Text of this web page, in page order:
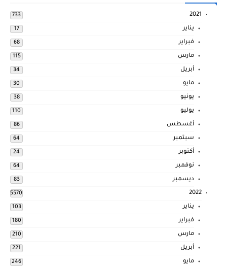
2021
733
يناير 17
فبراير 68
مارس 115
أبريل 34
مايو 30
يونيو 38
يوليو 110
أغسطس 86
سبتمبر 64
أكتوبر 24
نوفمبر 64
ديسمبر 83
2022
5570
يناير 103
فبراير 180
مارس 210
أبريل 221
مايو 246